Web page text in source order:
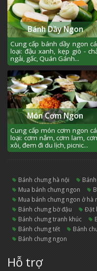
Bánh Dầy Ngon
Cung cấp bánh dầy ngon
loại: đậu xanh, kẹp giò -
ngải, gấc, Quán Gánh...
Món Cơm Ngon
Cung cấp món cơm ngon
loại: cơm nắm, cơm lam,
xôi, đem đi du lịch, picnic...
bánh chưng hà nội
mua bánh chưng ngon
mua bánh chưng ngon ở hà
bánh chưng bờ đậu
bánh chưng tranh khúc
bánh chưng tết
bánh
bánh chưng ngon
Hỗ trợ